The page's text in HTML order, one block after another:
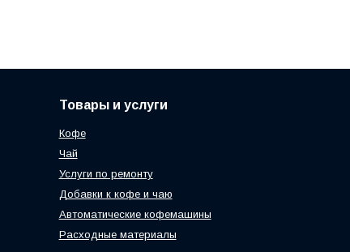
Товары и услуги
Кофе
Чай
Услуги по ремонту
Добавки к кофе и чаю
Автоматические кофемашины
Расходные материалы